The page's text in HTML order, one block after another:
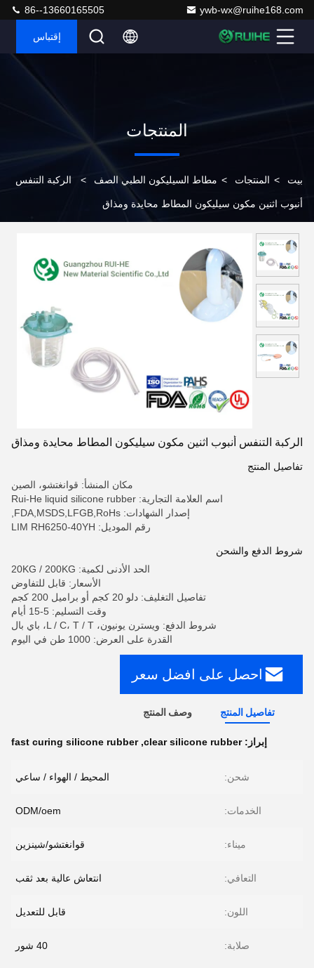
ywb-wx@ruihe168.com
86--13660165505
إقتباس
المنتجات
بيت > المنتجات > مطاط السيليكون الطبي الصف > الركبة التنفس
أنبوب اثنين مكون سيليكون المطاط محايدة ومذاق
الركبة التنفس أنبوب اثنين مكون سيليكون المطاط محايدة ومذاق
تفاصيل المنتج
مكان المنشأ: قوانغتشو، الصين
اسم العلامة التجارية: Rui-He liquid silicone rubber
إصدار الشهادات: FDA,MSDS,LFGB,RoHs,
رقم الموديل: LIM RH6250-40YH
شروط الدفع والشحن
الحد الأدنى لكمية: 20KG / 200KG
الأسعار: قابل للتفاوض
تفاصيل التغليف: دلو 20 كجم أو براميل 200 كجم
وقت التسليم: 5-15 أيام
شروط الدفع: ويسترن يونيون، L / C، T / T، باي بال
القدرة على العرض: 1000 طن في اليوم
احصل على افضل سعر
تفاصيل المنتج وصف المنتج
إبراز:clear silicone rubber
,
fast curing silicone rubber
شحن: المحيط / الهواء / ساعي
الخدمات: ODM/oem
ميناء: قوانغتشو/شينزين
التعافي: انتعاش عالية بعد ثقب
اللون: قابل للتعديل
صلابة: 40 شور